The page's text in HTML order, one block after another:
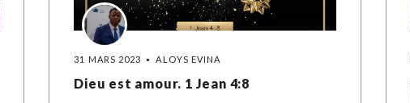
31 MARS 2023 ALOYS EVINA
Dieu est amour. 1 Jean 4:8